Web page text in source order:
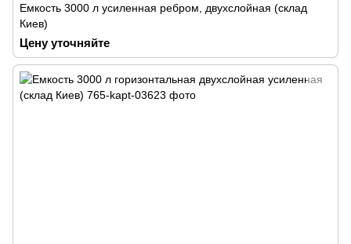
Емкость 3000 л усиленная ребром, двухслойная (склад
Киев)
Цену уточняйте